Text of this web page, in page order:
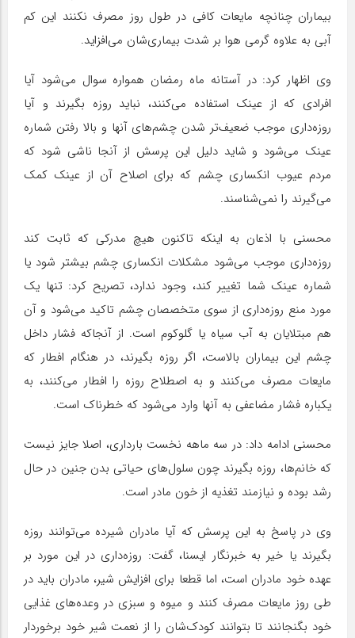
بیماران چنانچه مایعات کافی در طول روز مصرف نکنند این کم
آبی به علاوه گرمی هوا بر شدت بیماری‌شان می‌افزاید.
وی اظهار کرد: در آستانه ماه رمضان همواره سوال می‌شود آیا
افرادی که از عینک استفاده می‌کنند، نباید روزه بگیرند و آیا
روزه‌داری موجب ضعیف‌تر شدن چشم‌های آنها و بالا رفتن شماره
عینک می‌شود و شاید دلیل این پرسش از آنجا ناشی شود که
مردم عیوب انکساری چشم که برای اصلاح آن از عینک کمک
می‌گیرند را نمی‌شناسند.
محسنی با اذعان به اینکه تاکنون هیچ مدرکی که ثابت کند
روزه‌داری موجب می‌شود مشکلات انکساری چشم بیشتر شود یا
شماره عینک شما تغییر کند، وجود ندارد، تصریح کرد: تنها یک
مورد منع روزه‌داری از سوی متخصصان چشم تاکید می‌شود و آن
هم مبتلایان به آب سیاه یا گلوکوم است. از آنجاکه فشار داخل
چشم این بیماران بالاست، اگر روزه بگیرند، در هنگام افطار که
مایعات مصرف می‌کنند و به اصطلاح روزه را افطار می‌کنند، به
یکباره فشار مضاعفی به آنها وارد می‌شود که خطرناک است.
محسنی ادامه داد: در سه ماهه نخست بارداری، اصلا جایز نیست
که خانم‌ها، روزه بگیرند چون سلول‌های حیاتی بدن جنین در حال
رشد بوده و نیازمند تغذیه از خون مادر است.
وی در پاسخ به این پرسش که آیا مادران شیرده می‌توانند روزه
بگیرند یا خیر به خبرنگار ایسنا، گفت: روزه‌داری در این مورد بر
عهده خود مادران است، اما قطعا برای افزایش شیر، مادران باید در
طی روز مایعات مصرف کنند و میوه و سبزی در وعده‌های غذایی
خود بگنجانند تا بتوانند کودک‌شان را از نعمت شیر خود برخوردار